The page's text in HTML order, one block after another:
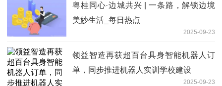
粤桂同心·边城共兴 | 一条路，解锁边境
美妙生活_每日热点
2025-09-23
领益智造再获超百台具身智能机器人订
单，同步推进机器人实训学校建设
2025-09-23